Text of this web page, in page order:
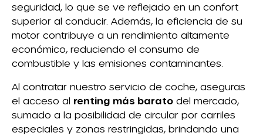
seguridad, lo que se ve reflejado en un confort
superior al conducir. Además, la eficiencia de su
motor contribuye a un rendimiento altamente
económico, reduciendo el consumo de
combustible y las emisiones contaminantes.
Al contratar nuestro servicio de coche, aseguras
el acceso al renting más barato del mercado,
sumado a la posibilidad de circular por carriles
especiales y zonas restringidas, brindando una